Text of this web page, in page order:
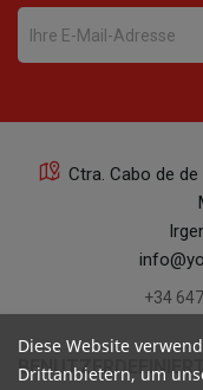
Ctra. Cabo de
+34
Diese Website
Drittanbietern, um